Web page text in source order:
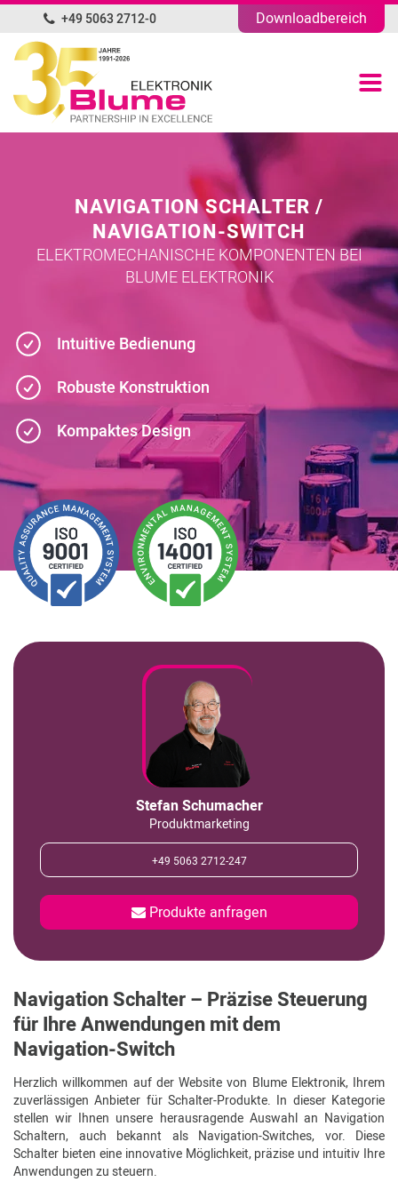
+49 5063 2712-0 Downloadbereich
NAVIGATION SCHALTER /
NAVIGATION-SWITCH
ELEKTROMECHANISCHE KOMPONENTEN BEI
BLUME ELEKTRONIK
Intuitive Bedienung
Robuste Konstruktion
Kompaktes Design
Stefan Schumacher
Produktmarketing
+49 5063 2712-247
Produkte anfragen
Navigation Schalter – Präzise Steuerung
für Ihre Anwendungen mit dem
Navigation-Switch
Herzlich willkommen auf der Website von Blume Elektronik, Ihrem
zuverlässigen Anbieter für Schalter-Produkte. In dieser Kategorie
stellen wir Ihnen unsere herausragende Auswahl an Navigation
Schaltern, auch bekannt als Navigation-Switches, vor. Diese
Schalter bieten eine innovative Möglichkeit, präzise und intuitiv Ihre
Anwendungen zu steuern.
Produktübersicht
Portfolio
News
Kontakt
Kundenbereich